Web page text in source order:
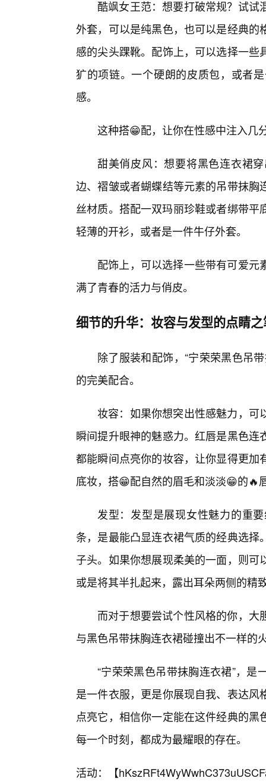
酷飒女王范：想要打破常规？试试
外套，可以是纯黑色，也可以是经典
感的尖头踝靴。配饰上，可以选择一
犷的项链。一个硬朗的皮质包，或者
感。
这种搭😁配，让你在性感中注入几
甜美俏皮风：想要将黑色连衣裙
边、褶皱或者蝴蝶结等元素的吊带抹
丝材质。搭配一双玛丽珍鞋或者绑带
轻薄的开衫，或者是一件牛仔外套。
配饰上，可以选择一些带有可爱
满了青春的活力与俏皮。
细节的升华：妆容与发型的点睛
除了服装和配饰，“宁荣荣黑色吊
的完美配合。
妆容：如果你想突出性感魅力，可
瞬间提升眼神的魅惑力。红唇是黑色
都能瞬间点亮你的妆容，让你显得更
底妆，搭😁配自然的眉毛和淡淡😁的🔥
发型：发型是展现女性魅力的重
条，是最能凸显连衣裙气质的经典选
子头。如果你想展现柔美的一面，则
或是将其半扎起来，露出耳朵两侧的精
而对于想要尝试个性风格的你，
与黑色吊带抹胸连衣裙碰撞出不一样的
“宁荣荣黑色吊带抹胸连衣裙”，
是一件衣服，更是你展现自我、表达
点亮它，相信你一定能在这件经典的
每一个时刻，都成为最耀眼的存在。
活动：【